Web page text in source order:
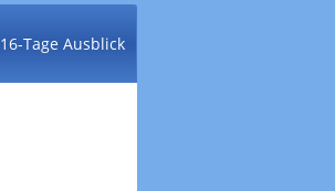
16-Tage Ausblick